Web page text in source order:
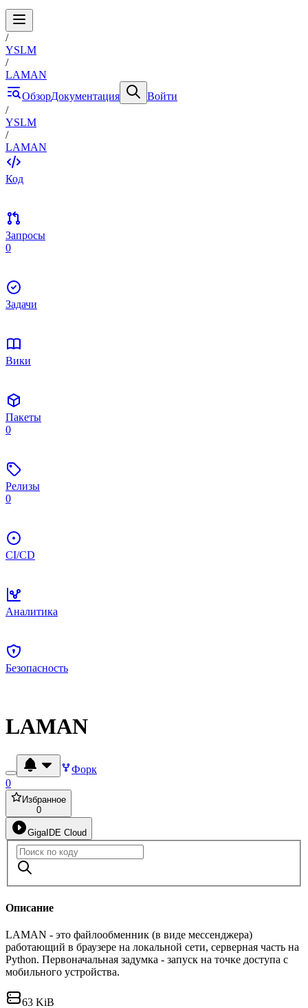
/
YSLM
/
LAMAN
ОбзорДокументация
Войти
/
YSLM
/
LAMAN
Код
Запросы
0
Задачи
Вики
Пакеты
0
Релизы
0
CI/CD
Аналитика
Безопасность
LAMAN
Форк
0
Избранное
0
GigaIDE Cloud
Описание
LAMAN - это файлообменник (в виде мессенджера)
работающий в браузере на локальной сети, серверная часть на
Python. Первоначальная задумка - запуск на точке доступа с
мобильного устройства.
63 KiB